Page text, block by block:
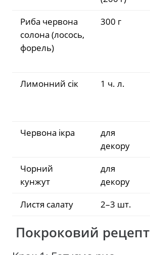
Риба червона
солона (лосось,
форель)
300 г
Лимонний сік
1 ч. л.
Червона ікра
для
декору
Чорний
кунжут
для
декору
Листя салату 2–3 шт.
Покроковий рецепт